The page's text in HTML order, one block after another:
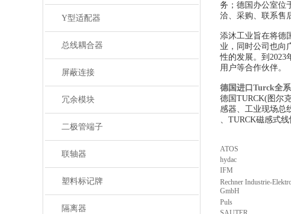
Y型适配器
总线耦合器
屏蔽连接
冗余模块
二极管端子
联轴器
塑料标记牌
隔离器
务；德国办公室位
洽、采购、联系售
添沐工业旨在将德
业，同时公司也向
性的发展。到2023
用户等合作伙伴。
德国进口Turck全
德国TURCK(图尔
感器、工业现场总
、TURCK磁感式
ATOS
hydac
IFM
Rechner Industrie-
GmbH
Puls